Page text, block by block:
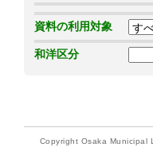
資料の利用対象
和洋区分
Copyright Osaka Municipal